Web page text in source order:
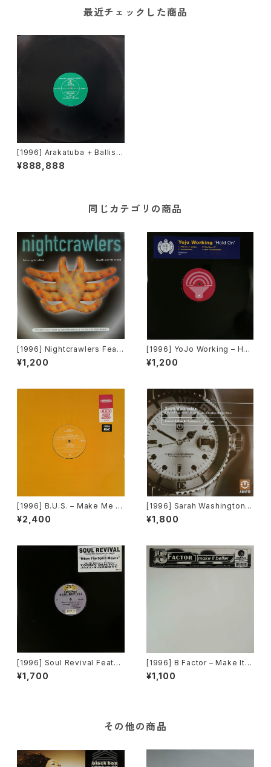
最近チェックした商品
[1996] Arakatuba + Ballisti
c Brothers / Arakatuba + Fi
la Brazillia – Pelé / Sócrate
¥888,888
同じカテゴリの商品
[1996] Nightcrawlers Featu
ring John Reid – Should I E
ver (Fall In Love) [1st Aven
¥1,200
[1996] YoJo Working – Hol
d On [Sound Of Ministry][2
枚組][PROMO]
¥1,200
[1996] B.U.S. – Make Me H
appy [Paratone][在庫B]
¥2,400
[1996] Sarah Washington –
Everything (Mood II Swing
/ Torrales & Mendoza (Me
¥1,800
[1996] Soul Revival Featuri
ng Capathia Jenkins – Whe
n The Spirit Moves [Sub-U
¥1,700
[1996] B Factor – Make It B
etter [Eightball Records]
¥1,100
その他の商品